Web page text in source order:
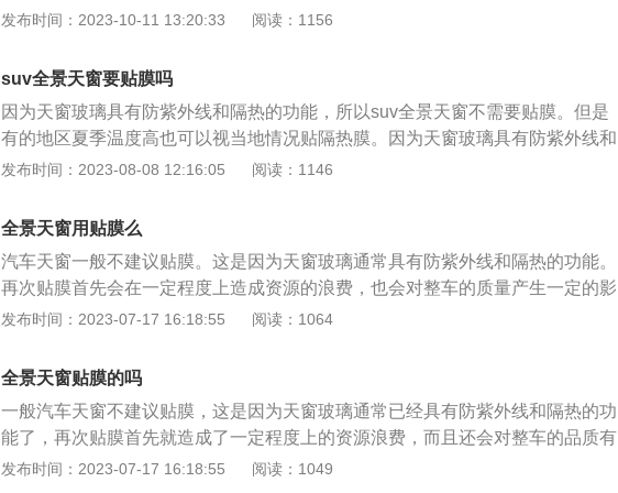
比如天窗贴膜后，玻璃整体厚度增加。此外，在施工不良的情况下，容易导致天
如果汽车在露天停放一段时间，汽车天窗作为车顶隔热的薄弱部位，会造成车内
温度升高。如果把天窗下面的装饰板拉开，更多的热量会通过天窗渗透到车内。
所以可以根据区域季节性气候考虑大面积全景天窗。但是，并不是所有的全景天
窗都适合贴膜。如果天窗是彩色吸热玻璃，就不能贴深色膜。如果是带点黑釉的
天窗，不适合贴膜。整车所有的改装和装饰都要听取专业人士的意见。汽车贴
明、防眩光、防紫外线、隔热、耐刮擦、足够的保质期和隐私保护等。
发布时间：2023-10-11 13:20:33 阅读：1156
suv全景天窗要贴膜吗
因为天窗玻璃具有防紫外线和隔热的功能，所以suv全景天窗不需要贴膜。但是
有的地区夏季温度高也可以视当地情况贴隔热膜。因为天窗玻璃具有防紫外线和
隔热的功能，贴膜只会影响车内光度，全景天窗相对于普通汽车天窗而言，全景
景天窗大多为前后两块，单独的玻璃使前后座位都拥有天窗使用的权利，按照天
窗开启方式可以分为封闭式全景天窗、分段开启式全景天窗、整体开启式全景天
窗，其中分段开启式天窗在前座位顶部和标准天窗是一样的，在后排座位顶部增
加不可开启的天窗，可以增加汽车的透光度，达到全景天窗的效果。但是，国内
大部分地区在夏天都必须面临炎炎夏日，如果车在露天停放一段时间，汽车的天
全景天窗，可以视地区季节气候考虑，有部分全景天窗还是可以贴隔热膜的。天
窗贴隔热膜的隔热作用:1、天窗隔热能力有限就算是普通的玻璃，也有微弱的隔
热能力，深色的天窗玻璃就像是墨镜一样，对于热量的阻隔效果不佳，买车的时
坛多看看网友的使用感受自己就会有所了解。2、天窗贴膜隔热原理：头顶的热
发布时间：2023-08-08 12:16:05 阅读：1146
全景天窗用贴膜么
汽车天窗一般不建议贴膜。这是因为天窗玻璃通常具有防紫外线和隔热的功能。
再次贴膜首先会在一定程度上造成资源的浪费，也会对整车的质量产生一定的影
响。比如天窗贴膜后，玻璃整体厚度增加。此外，在施工不良的情况下，容易导
天，如果汽车在露天停放一段时间，汽车天窗作为车顶隔热的薄弱部位，会造成
车内温度升高。如果把天窗下面的装饰板拉开，更多的热量会通过天窗渗透到车
内。所以可以根据区域季节性气候考虑大面积全景天窗。但是，并不是所有的全
景天窗都适合贴膜。如果天窗是彩色吸热玻璃，就不能贴深色膜。如果是带点黑
釉的天窗，不适合贴膜。整车所有的改装和装饰都要听取专业人士的意见。汽车
发布时间：2023-07-17 16:18:55 阅读：1064
全景天窗贴膜的吗
一般汽车天窗不建议贴膜，这是因为天窗玻璃通常已经具有防紫外线和隔热的功
能了，再次贴膜首先就造成了一定程度上的资源浪费，而且还会对整车的品质有
一定的影响。例如，天窗贴膜后，增加了玻璃的整体厚度，再加上施工不好的情
发布时间：2023-07-17 16:18:55 阅读：1049